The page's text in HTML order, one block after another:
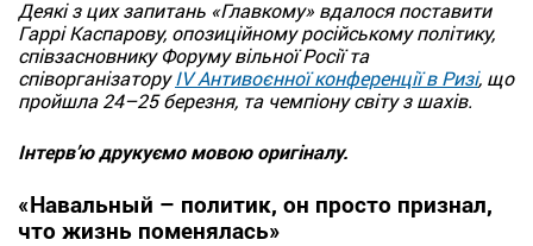
Деякі з цих запитань «Главкому» вдалося поставити
Гаррі Каспарову, опозиційному російському політику,
співзасновнику Форуму вільної Росії та
співорганізаторуIV Антивоєнної конференції в Ризі, що
пройшла 24–25 березня, та чемпіону світу з шахів.
Інтерв’ю друкуємо мовою оригіналу.
«Навальный – политик, он просто признал,
что жизнь поменялась»